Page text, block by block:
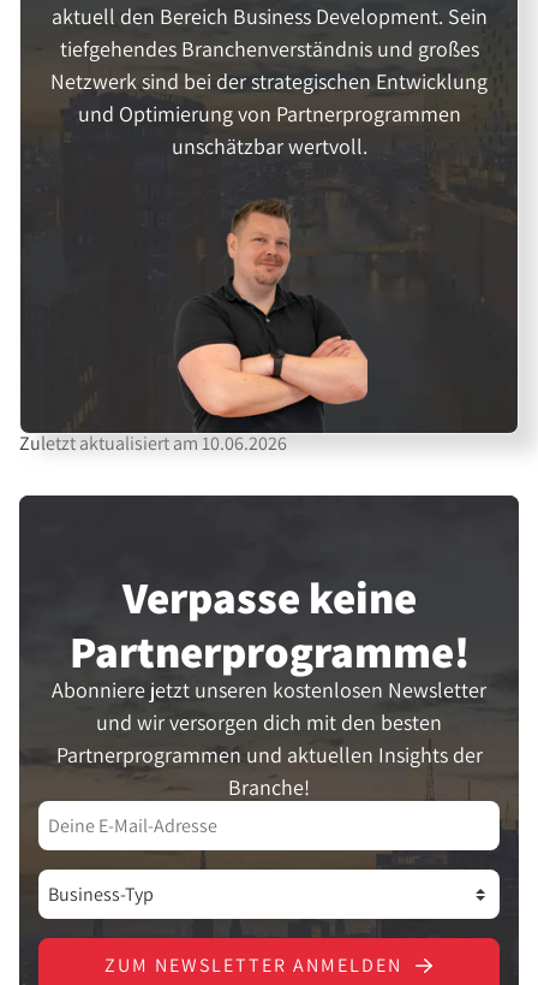
aktuell den Bereich Business Development. Sein
tiefgehendes Branchenverständnis und großes
Netzwerk sind bei der strategischen Entwicklung
und Optimierung von Partnerprogrammen
unschätzbar wertvoll.
Zuletzt aktualisiert am 10.06.2026
Verpasse keine
Partner­programme!
Abonniere jetzt unseren kostenlosen Newsletter
und wir versorgen dich mit den besten
Partnerprogrammen und aktuellen Insights der
Branche!
ZUM NEWSLETTER ANMELDEN